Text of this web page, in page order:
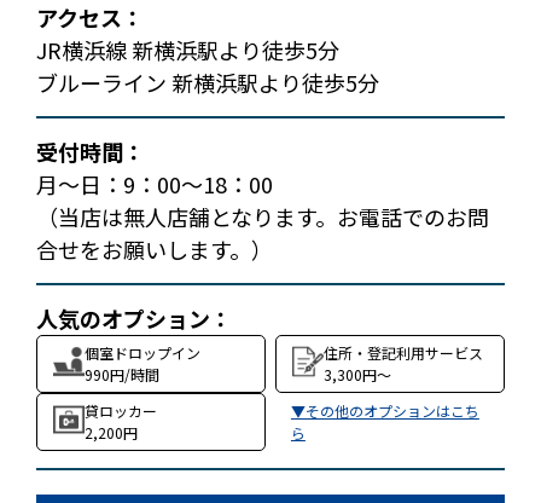
アクセス：
JR横浜線 新横浜駅より徒歩5分
ブルーライン 新横浜駅より徒歩5分
受付時間：
月～日：9：00～18：00
（当店は無人店舗となります。お電話でのお問
合せをお願いします。）
人気のオプション：
個室ドロップイン
990円/時間
住所・登記利用サービス
3,300円～
貸ロッカー
2,200円
▼その他のオプションはこち
ら